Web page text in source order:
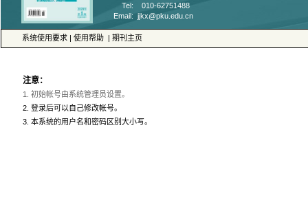
Tel: 010-62751488
| |
3. 本系统的用户名和密码区别大小写。